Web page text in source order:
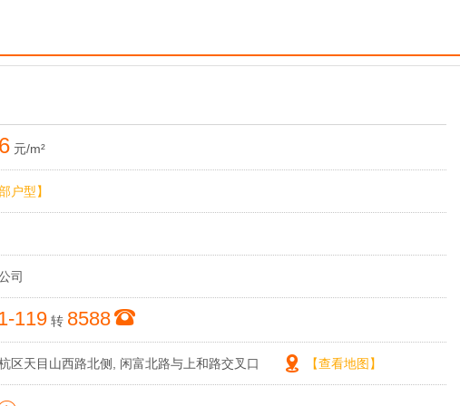
元/m²
户型】
司
119 转 8588
区天目山西路北侧, 闲富北路与上和路交叉口 【查看地图】